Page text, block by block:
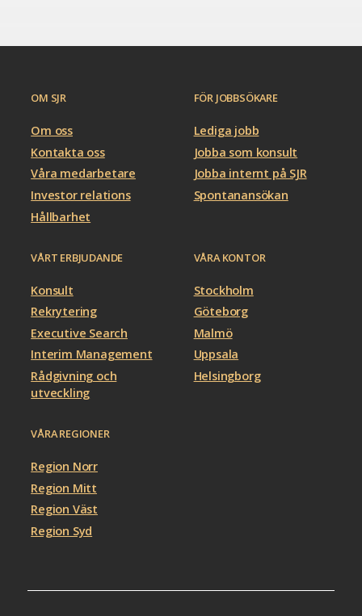
OM SJR
Om oss
Kontakta oss
Våra medarbetare
Investor relations
Hållbarhet
FÖR JOBBSÖKARE
Lediga jobb
Jobba som konsult
Jobba internt på SJR
Spontanansökan
VÅRT ERBJUDANDE
Konsult
Rekrytering
Executive Search
Interim Management
Rådgivning och
utveckling
VÅRA KONTOR
Stockholm
Göteborg
Malmö
Uppsala
Helsingborg
VÅRA REGIONER
Region Norr
Region Mitt
Region Väst
Region Syd